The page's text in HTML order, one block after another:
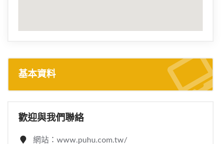
基本資料
歡迎與我們聯絡
網站：www.puhu.com.tw/